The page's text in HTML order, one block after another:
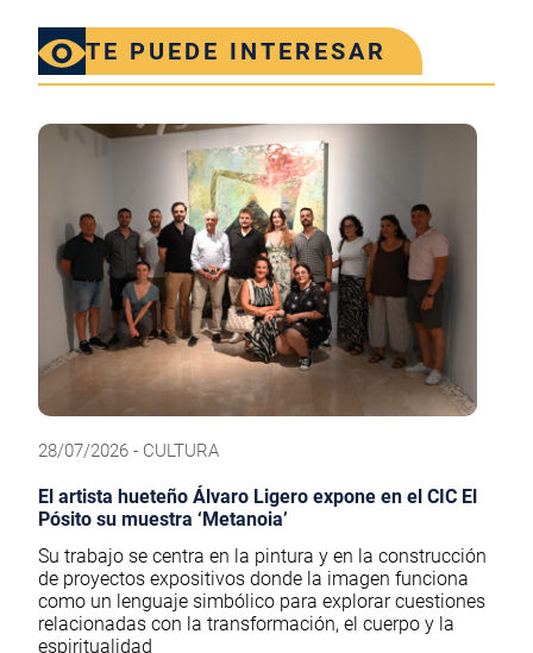
TE PUEDE INTERESAR
28/07/2026 - CULTURA
El artista hueteño Álvaro Ligero expone en el CIC El
Pósito su muestra ‘Metanoia’
Su trabajo se centra en la pintura y en la construcción
de proyectos expositivos donde la imagen funciona
como un lenguaje simbólico para explorar cuestiones
relacionadas con la transformación, el cuerpo y la
espiritualidad